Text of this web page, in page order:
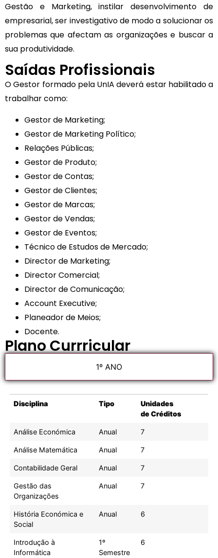
Gestão e Marketing, instilar desenvolvimento de
empresarial, ser investigativo de modo a solucionar os
problemas que afectam as organizações e buscar a
sua produtividade.
Saídas Profissionais
O Gestor formado pela UnIA deverá estar habilitado a
trabalhar como:
Gestor de Marketing;
Gestor de Marketing Político;
Relações Públicas;
Gestor de Produto;
Gestor de Contas;
Gestor de Clientes;
Gestor de Marcas;
Gestor de Vendas;
Gestor de Eventos;
Técnico de Estudos de Mercado;
Director de Marketing;
Director Comercial;
Director de Comunicação;
Account Executive;
Planeador de Meios;
Docente.
Plano Currricular
1º ANO
Disciplina Tipo
Unidades
de Créditos
Análise Económica Anual 7
Análise Matemática Anual 7
Contabilidade Geral Anual 7
Gestão das
Organizações
Anual 7
História Económica e
Social
Anual 6
Introdução à
Informática
1º
Semestre
6